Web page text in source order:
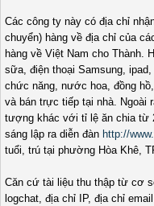
Các công ty này có địa chỉ
chuyển) hàng về địa chỉ của
hàng về Việt Nam cho Thành.
sữa, điện thoại Samsung,
chức năng, nước hoa, đồng
và bán trực tiếp tại nhà. Ngoài
tượng khác với tỉ lệ ăn chia từ
sáng lập ra diễn đàn http://
tuổi, trú tại phường Hòa Khê,
Căn cứ tài liệu thu thập từ cơ
logchat, địa chỉ IP, địa chỉ